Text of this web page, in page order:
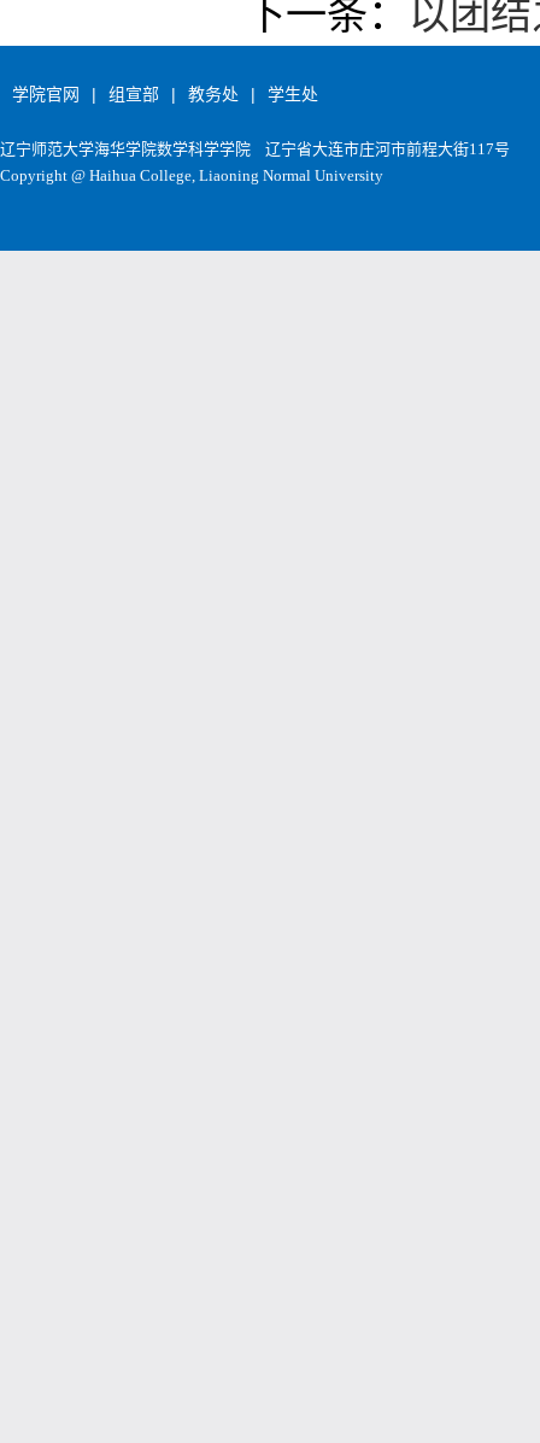
下一条： 以团
学院官网 | 组宣部 | 教务处 | 学生处
辽宁师范大学海华学院数学科学学院 辽宁省大连市庄河市前程大街117号
Copyright @ Haihua College, Liaoning Normal University